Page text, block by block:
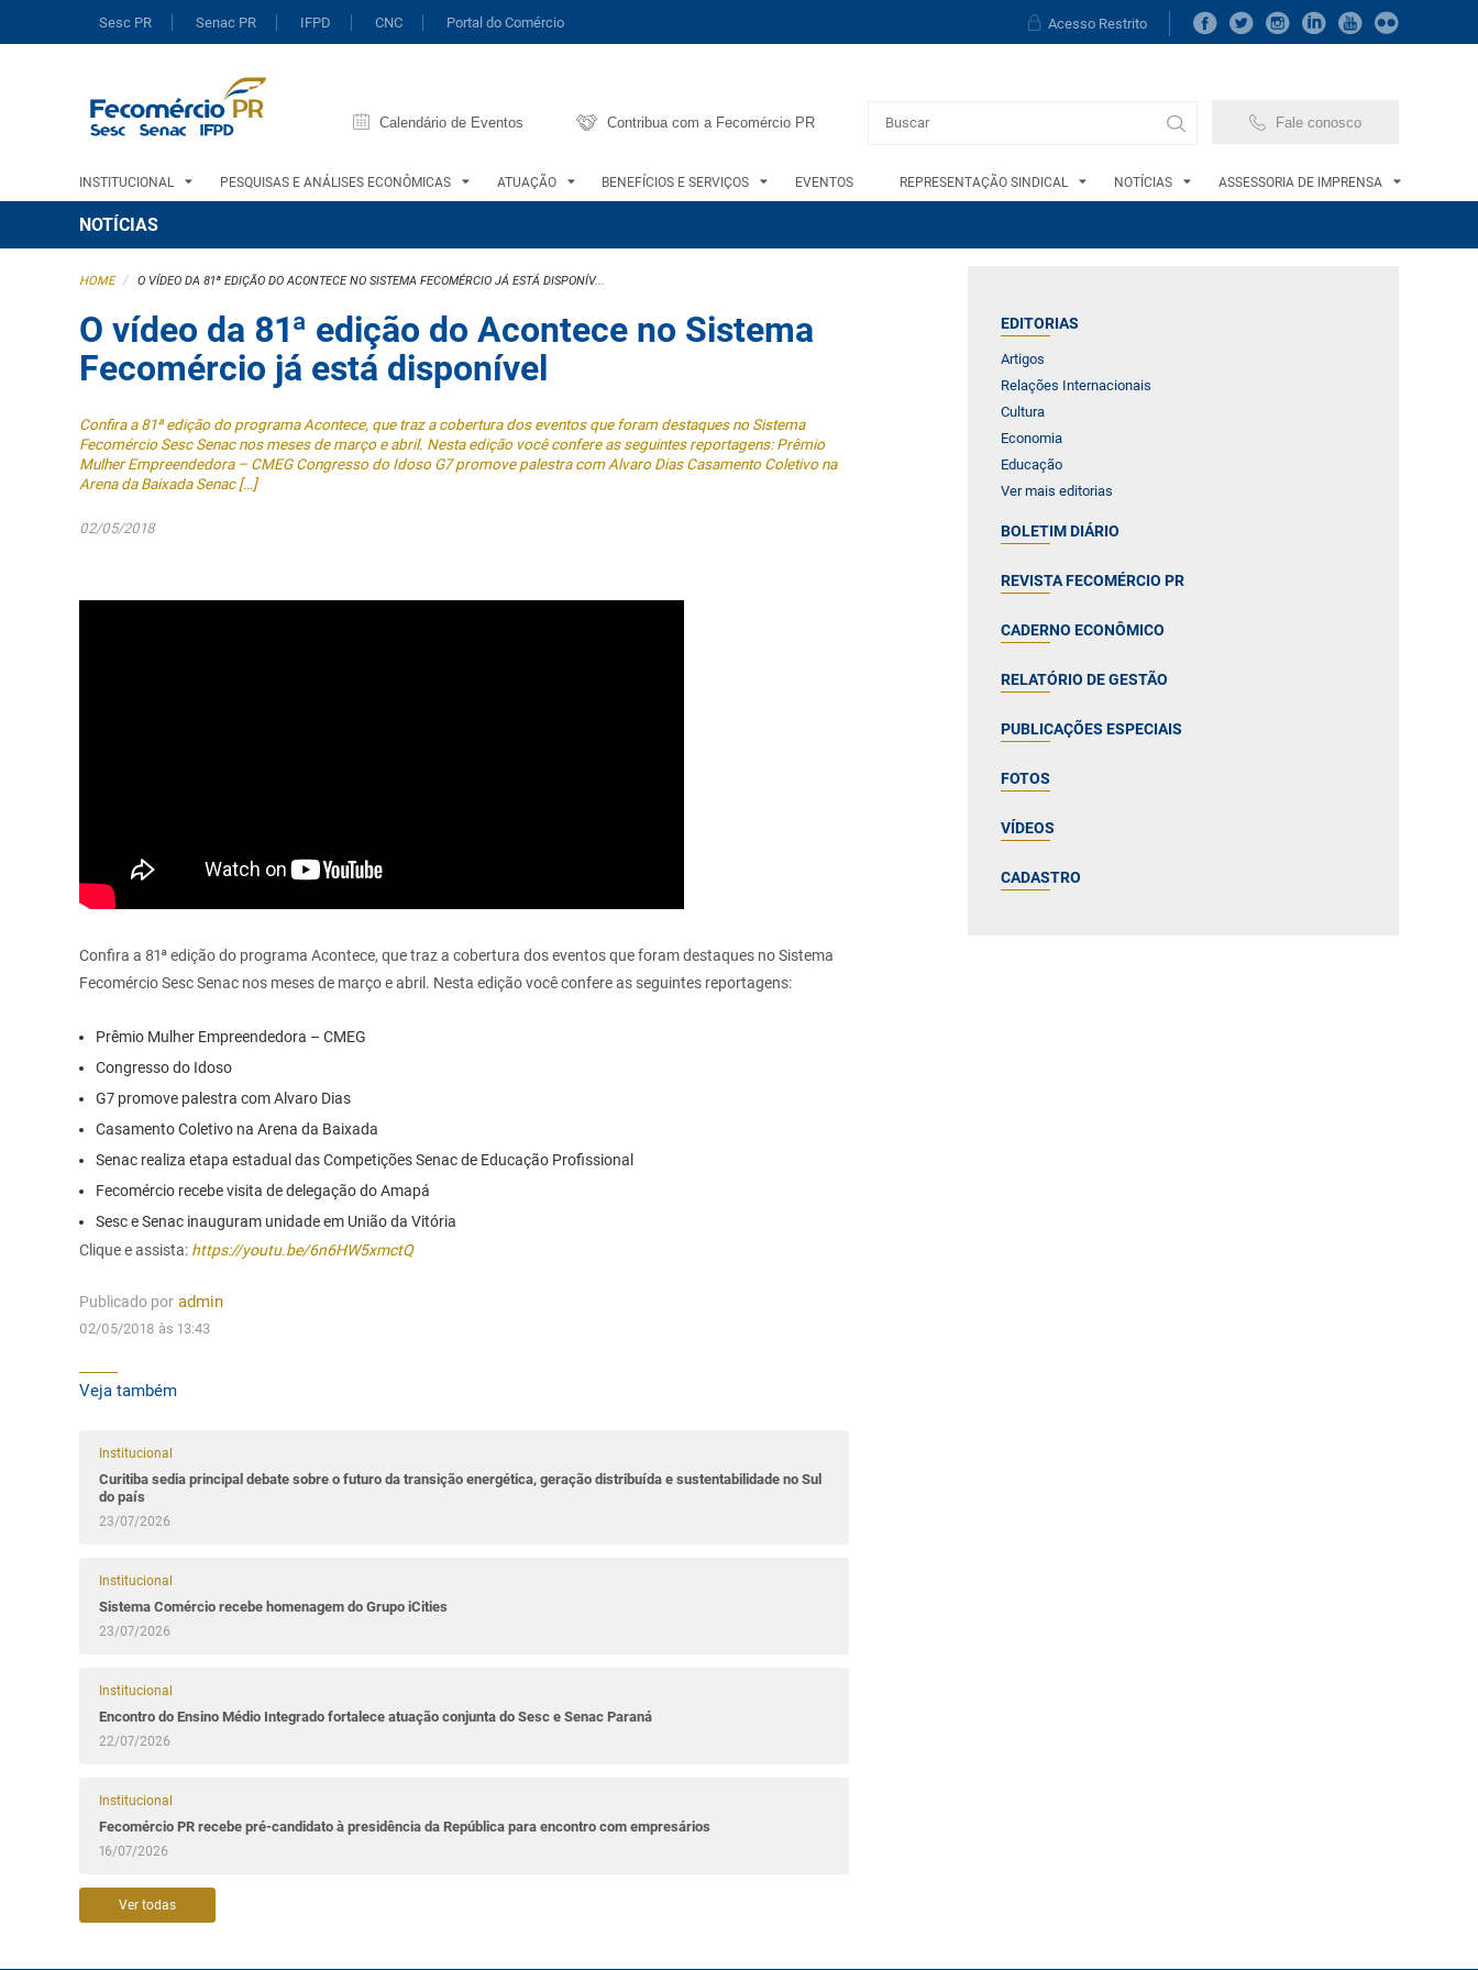
Sesc PR Senac PR IFPD CNC Portal do Comércio Acesso Restrito
Calendário de Eventos Contribua com a Fecomércio PR Fale conosco
INSTITUCIONAL PESQUISAS E ANÁLISES ECONÔMICAS ATUAÇÃO BENEFÍCIOS E SERVIÇOS EVENTOS REPRESENTAÇÃO SINDICAL NOTÍCIAS ASSESSORIA DE IMPRENSA
NOTÍCIAS
EDITORIAS
Artigos
Relações Internacionais
Cultura
Economia
Educação
Ver mais editorias
BOLETIM DIÁRIO
REVISTA FECOMÉRCIO PR
CADERNO ECONÔMICO
RELATÓRIO DE GESTÃO
PUBLICAÇÕES ESPECIAIS
FOTOS
VÍDEOS
CADASTRO
HOME / O VÍDEO DA 81ª EDIÇÃO DO ACONTECE NO SISTEMA FECOMÉRCIO JÁ ESTÁ DISPONÍV...
O vídeo da 81ª edição do Acontece no Sistema
Fecomércio já está disponível
Confira a 81ª edição do programa Acontece, que traz a cobertura dos eventos que foram destaques no Sistema
Fecomércio Sesc Senac nos meses de março e abril. Nesta edição você confere as seguintes reportagens: Prêmio
Mulher Empreendedora – CMEG Congresso do Idoso G7 promove palestra com Alvaro Dias Casamento Coletivo na
Arena da Baixada Senac […]
02/05/2018
Confira a 81ª edição do programa Acontece, que traz a cobertura dos eventos que foram destaques no Sistema
Fecomércio Sesc Senac nos meses de março e abril. Nesta edição você confere as seguintes reportagens:
Prêmio Mulher Empreendedora – CMEG
Congresso do Idoso
G7 promove palestra com Alvaro Dias
Casamento Coletivo na Arena da Baixada
Senac realiza etapa estadual das Competições Senac de Educação Profissional
Fecomércio recebe visita de delegação do Amapá
Sesc e Senac inauguram unidade em União da Vitória
Clique e assista: https://youtu.be/6n6HW5xmctQ
Publicado por admin
02/05/2018 às 13:43
Veja também
Institucional
Curitiba sedia principal debate sobre o futuro da transição energética, geração distribuída e sustentabilidade no Sul
do país
23/07/2026
Institucional
Sistema Comércio recebe homenagem do Grupo iCities
23/07/2026
Institucional
Encontro do Ensino Médio Integrado fortalece atuação conjunta do Sesc e Senac Paraná
22/07/2026
Institucional
Fecomércio PR recebe pré-candidato à presidência da República para encontro com empresários
16/07/2026
Ver todas